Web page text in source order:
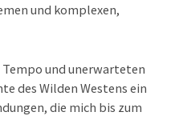
und komplexen,
und unerwarteten
des Wilden Westens ein
die mich bis zum